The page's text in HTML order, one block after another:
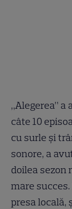
„Alegerea”
câte 10
cu surle și
sonore, a
doilea sezon
mare
presa locală,